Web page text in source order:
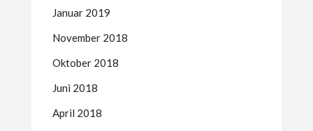
Januar 2019
November 2018
Oktober 2018
Juni 2018
April 2018